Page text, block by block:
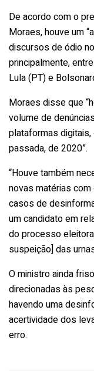
De acordo com o
Moraes, houve um
discursos de ódio
principalmente,
Lula (PT) e
Moraes disse que
volume de
plataformas
passada, de 2020”.
“Houve também
novas matérias
casos de
um candidato em
do processo
suspeição] das
O ministro ainda
direcionadas às
havendo uma
acertividade dos
erro.